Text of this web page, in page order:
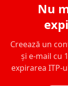
Nu
Creează un
și e-mail cu
expirarea ITP-